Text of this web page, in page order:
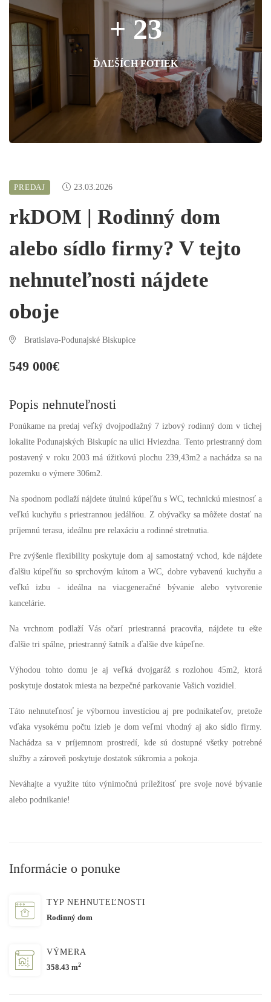
+ 23
ĎAĽŠÍCH FOTIEK
PREDAJ 23.03.2026
rkDOM | Rodinný dom
alebo sídlo firmy? V tejto
nehnuteľnosti nájdete
oboje
Bratislava-Podunajské Biskupice
549 000€
Popis nehnuteľnosti
Ponúkame na predaj veľký dvojpodlažný 7 izbový rodinný dom v tichej
lokalite Podunajských Biskupíc na ulici Hviezdna. Tento priestranný dom
postavený v roku 2003 má úžitkovú plochu 239,43m2 a nachádza sa na
pozemku o výmere 306m2.
Na spodnom podlaží nájdete útulnú kúpeľňu s WC, technickú miestnosť a
veľkú kuchyňu s priestrannou jedálňou. Z obývačky sa môžete dostať na
príjemnú terasu, ideálnu pre relaxáciu a rodinné stretnutia.
Pre zvýšenie flexibility poskytuje dom aj samostatný vchod, kde nájdete
ďalšiu kúpeľňu so sprchovým kútom a WC, dobre vybavenú kuchyňu a
veľkú izbu - ideálna na viacgeneračné bývanie alebo vytvorenie
kancelárie.
Na vrchnom podlaží Vás očarí priestranná pracovňa, nájdete tu ešte
ďalšie tri spálne, priestranný šatník a ďalšie dve kúpeľne.
Výhodou tohto domu je aj veľká dvojgaráž s rozlohou 45m2, ktorá
poskytuje dostatok miesta na bezpečné parkovanie Vašich vozidiel.
Táto nehnuteľnosť je výbornou investíciou aj pre podnikateľov, pretože
vďaka vysokému počtu izieb je dom veľmi vhodný aj ako sídlo firmy.
Nachádza sa v príjemnom prostredí, kde sú dostupné všetky potrebné
služby a zároveň poskytuje dostatok súkromia a pokoja.
Neváhajte a využite túto výnimočnú príležitosť pre svoje nové bývanie
alebo podnikanie!
Informácie o ponuke
TYP NEHNUTEĽNOSTI
Rodinný dom
VÝMERA
358.43 m2